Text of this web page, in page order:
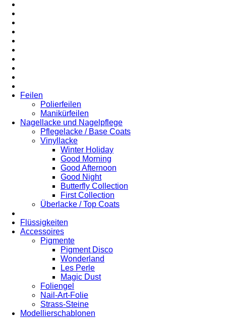
Feilen
Polierfeilen
Manikürfeilen
Nagellacke und Nagelpflege
Pflegelacke / Base Coats
Vinyllacke
Winter Holiday
Good Morning
Good Afternoon
Good Night
Butterfly Collection
First Collection
Überlacke / Top Coats
Flüssigkeiten
Accessoires
Pigmente
Pigment Disco
Wonderland
Les Perle
Magic Dust
Foliengel
Nail-Art-Folie
Strass-Steine
Modellierschablonen